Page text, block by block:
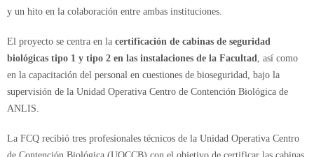
y un hito en la colaboración entre ambas instituciones.
El proyecto se centra en la certificación de cabinas de seguridad
biológicas tipo 1 y tipo 2 en las instalaciones de la Facultad, así como
en la capacitación del personal en cuestiones de bioseguridad, bajo la
supervisión de la Unidad Operativa Centro de Contención Biológica de
ANLIS.
La FCQ recibió tres profesionales técnicos de la Unidad Operativa Centro